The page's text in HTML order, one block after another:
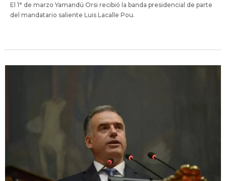
El 1° de marzo Yamandú Orsi recibió la banda presidencial de parte
del mandatario saliente Luis Lacalle Pou.